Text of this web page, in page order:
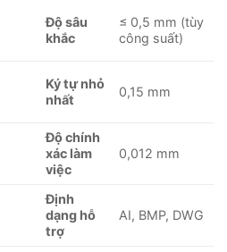
Độ sâu
khắc
≤ 0,5 mm (tùy
công suất)
Ký tự nhỏ
nhất
0,15 mm
Độ chính
xác làm
việc
0,012 mm
Định
dạng hỗ
trợ
AI, BMP, DWG